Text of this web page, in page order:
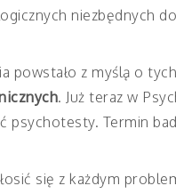
niezbędnych
powstało z myślą o
. Już teraz w P
psychotesty. Termin
się z każdym